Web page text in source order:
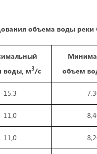
объема воды реки
воды, м3/с
объем
15,3
11,0
11,0